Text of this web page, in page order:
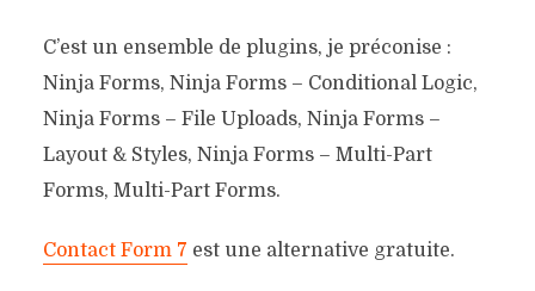
C’est un ensemble de plugins, je préconise :
Ninja Forms, Ninja Forms – Conditional Logic,
Ninja Forms – File Uploads, Ninja Forms –
Layout & Styles, Ninja Forms – Multi-Part
Forms, Multi-Part Forms.
Contact Form 7 est une alternative gratuite.